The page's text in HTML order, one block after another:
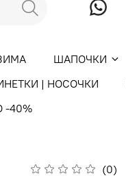
ШАПОЧКИ
| НОСОЧКИ
40%
(0)